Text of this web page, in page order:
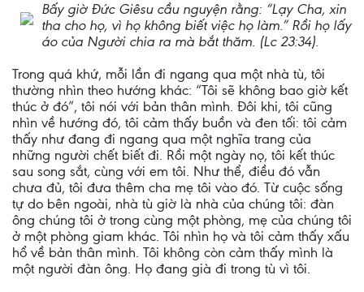
Bấy giờ Đức Giêsu cầu nguyện rằng: “Lạy Cha, xin
tha cho họ, vì họ không biết việc họ làm.” Rồi họ lấy
áo của Người chia ra mà bắt thăm. (Lc 23:34).
Trong quá khứ, mỗi lần đi ngang qua một nhà tù, tôi
thường nhìn theo hướng khác: “Tôi sẽ không bao giờ kết
thúc ở đó”, tôi nói với bản thân mình. Đôi khi, tôi cũng
nhìn về hướng đó, tôi cảm thấy buồn và đen tối: tôi cảm
thấy như đang đi ngang qua một nghĩa trang của
những người chết biết đi. Rồi một ngày nọ, tôi kết thúc
sau song sắt, cùng với em tôi. Như thể, điều đó vẫn
chưa đủ, tôi đưa thêm cha mẹ tôi vào đó. Từ cuộc sống
tự do bên ngoài, nhà tù giờ là nhà của chúng tôi: đàn
ông chúng tôi ở trong cùng một phòng, mẹ của chúng tôi
ở một phòng giam khác. Tôi nhìn họ và tôi cảm thấy xấu
hổ về bản thân mình. Tôi không còn cảm thấy mình là
một người đàn ông. Họ đang già đi trong tù vì tôi.